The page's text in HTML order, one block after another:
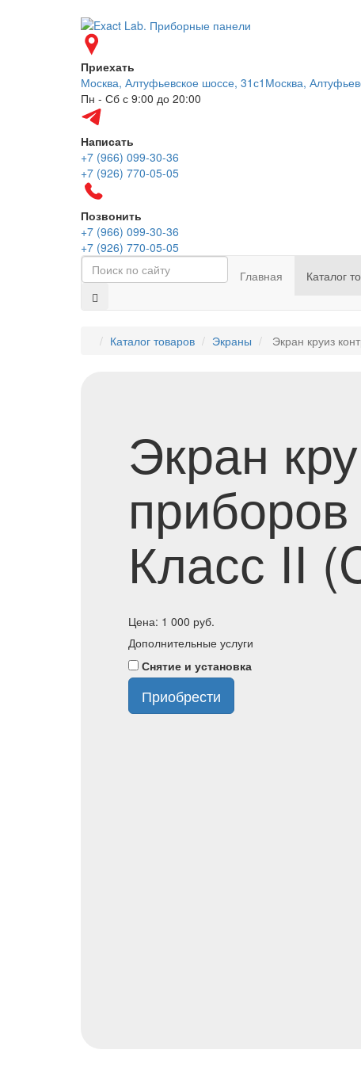
Приехать
Москва, Алтуфьевское шоссе, 31с1 Москва,
Пн - Сб с 9:00 до 20:00
Написать
+7 (966) 099-30-36
+7 (926) 770-05-05
Позвонить
+7 (966) 099-30-36
+7 (926) 770-05-05
Главная
Каталог
Каталог товаров Экраны Экран круиз
Экран
Класс II
Цена: 1 000 руб.
Дополнительные услуги
Снятие и установка
Приобрести